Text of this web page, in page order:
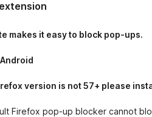
makes it easy to block pop-ups.
version is not 57+ please
Firefox pop-up blocker cannot